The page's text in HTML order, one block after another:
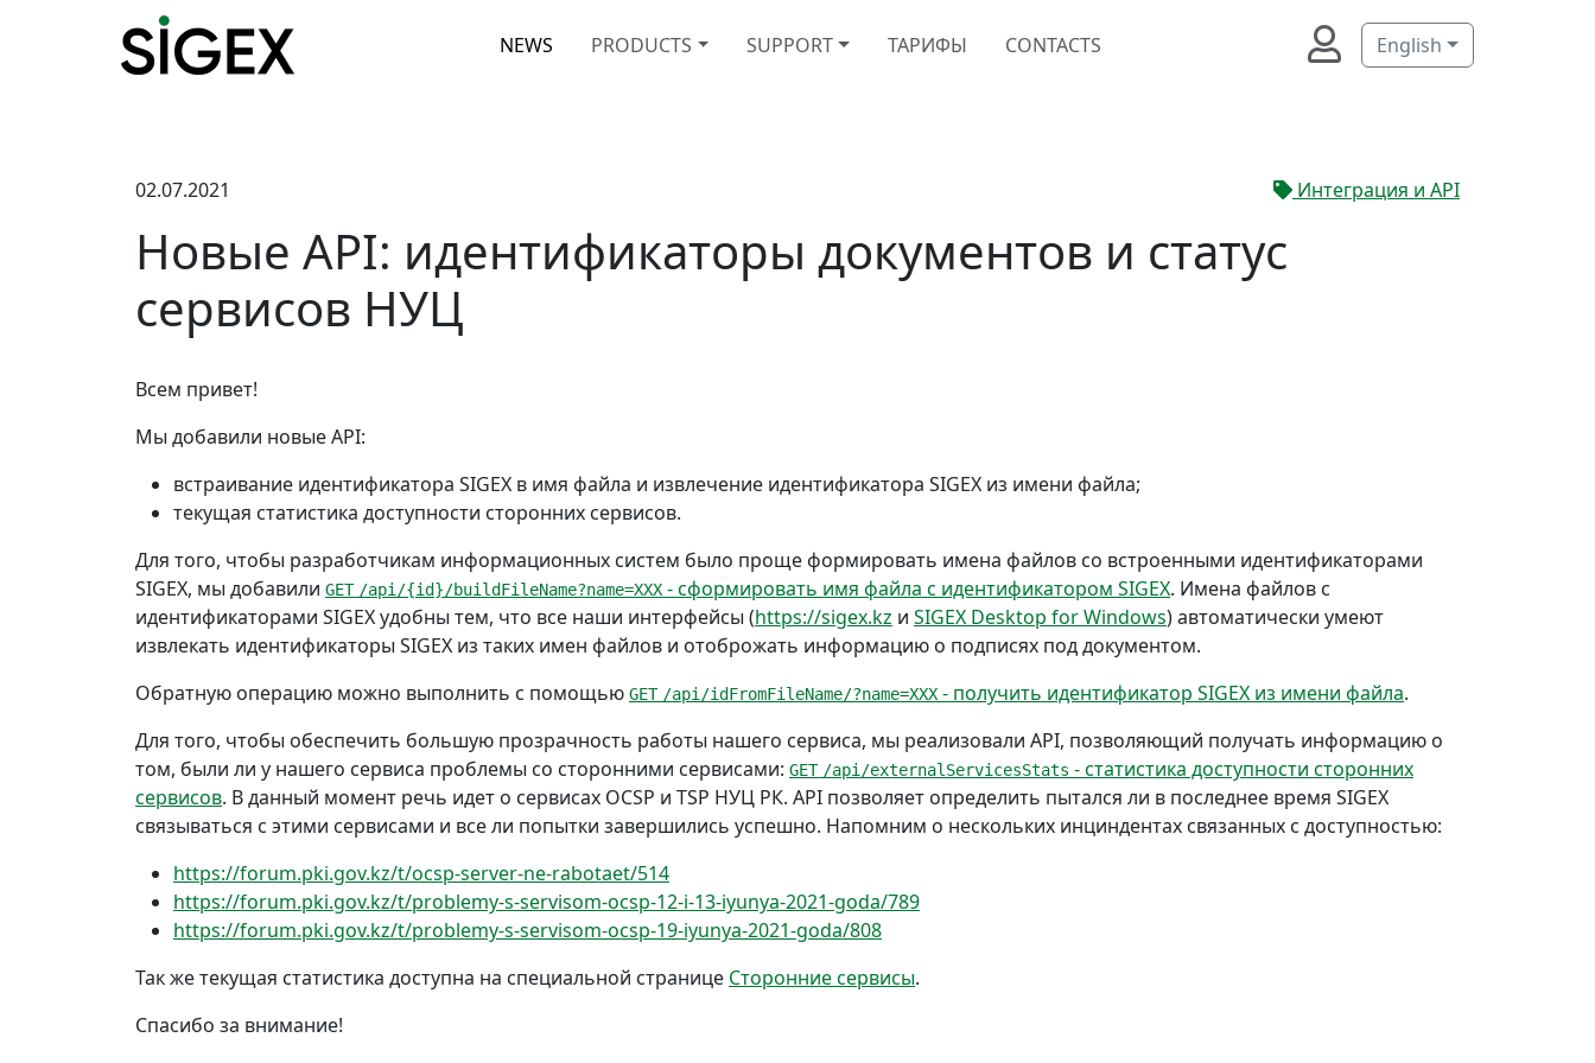
NEWS PRODUCTS SUPPORT ТАРИФЫ CONTACTS English
Интеграция и API
02.07.2021
Новые API: идентификаторы документов и статус
сервисов НУЦ
Всем привет!
Мы добавили новые API:
встраивание идентификатора SIGEX в имя файла и извлечение идентификатора SIGEX из имени файла;
текущая статистика доступности сторонних сервисов.
Для того, чтобы разработчикам информационных систем было проще формировать имена файлов со встроенными идентификаторами
SIGEX, мы добавили GET /api/{id}/buildFileName?name=XXX - сформировать имя файла с идентификатором SIGEX. Имена файлов с
идентификаторами SIGEX удобны тем, что все наши интерфейсы (https://sigex.kz и SIGEX Desktop for Windows) автоматически умеют
извлекать идентификаторы SIGEX из таких имен файлов и отоброжать информацию о подписях под документом.
Обратную операцию можно выполнить с помощью GET /api/idFromFileName/?name=XXX - получить идентификатор SIGEX из имени файла.
Для того, чтобы обеспечить большую прозрачность работы нашего сервиса, мы реализовали API, позволяющий получать информацию о
том, были ли у нашего сервиса проблемы со сторонними сервисами: GET /api/externalServicesStats - статистика доступности сторонних
сервисов. В данный момент речь идет о сервисах OCSP и TSP НУЦ РК. API позволяет определить пытался ли в последнее время SIGEX
связываться с этими сервисами и все ли попытки завершились успешно. Напомним о нескольких инциндентах связанных с доступностью:
https://forum.pki.gov.kz/t/ocsp-server-ne-rabotaet/514
https://forum.pki.gov.kz/t/problemy-s-servisom-ocsp-12-i-13-iyunya-2021-goda/789
https://forum.pki.gov.kz/t/problemy-s-servisom-ocsp-19-iyunya-2021-goda/808
Так же текущая статистика доступна на специальной странице Сторонние сервисы.
Спасибо за внимание!